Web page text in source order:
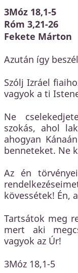
3Móz 18,1-5
Róm 3,21-26
Fekete Márton
Azután így
Szólj Izráel
vagyok a ti
Ne
szokás, ahol
ahogyan
benneteket. Ne
Az én
kövessétek! Én,
Tartsátok meg
mert aki
vagyok az Úr!
3Móz 18,1-5